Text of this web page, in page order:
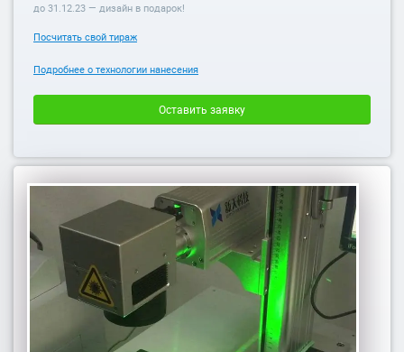
до 31.12.23 — дизайн в подарок!
Посчитать свой тираж
Подробнее о технологии нанесения
Оставить заявку